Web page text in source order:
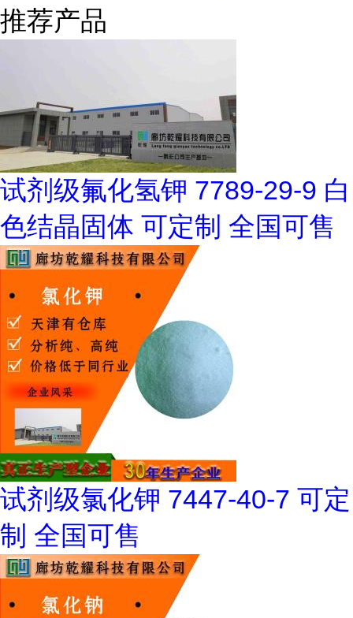
推荐产品
试剂级氟化氢钾 7789-29-9 白
色结晶固体 可定制 全国可售
试剂级氯化钾 7447-40-7 可定
制 全国可售